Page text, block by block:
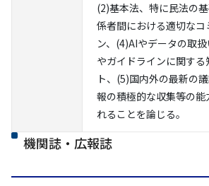
(2)基本法、特に民法の
係者間における適切なコ
ン、(4)AIやデータの取
やガイドラインに関す
ト、(5)国内外の最新の
報の積極的な収集等の能
れることを論じる。
機関誌・広報誌